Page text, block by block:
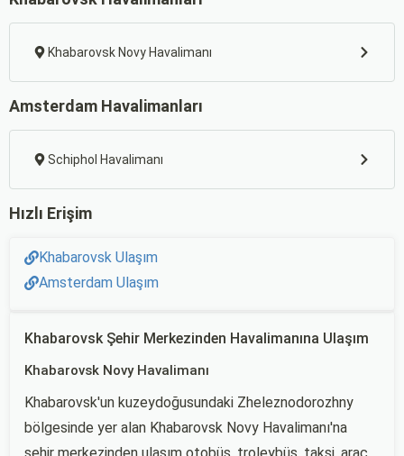
Khabarovsk Novy Havalimanı
Amsterdam Havalimanları
Schiphol Havalimanı
Hızlı Erişim
Khabarovsk Ulaşım
Amsterdam Ulaşım
Khabarovsk Şehir Merkezinden Havalimanına Ulaşım
Khabarovsk Novy Havalimanı
Khabarovsk'un kuzeydoğusundaki Zheleznodorozhny
bölgesinde yer alan Khabarovsk Novy Havalimanı'na